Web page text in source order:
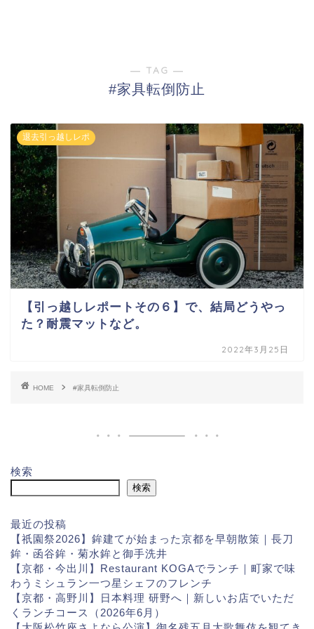
― TAG ―
#家具転倒防止
退去引っ越しレポ
【引っ越しレポートその６】で、結局どうやっ
た？耐震マットなど。
2022年3月25日
HOME #家具転倒防止
検索
検索
最近の投稿
【祇園祭2026】鉾建てが始まった京都を早朝散策｜長刀
鉾・函谷鉾・菊水鉾と御手洗井
【京都・今出川】Restaurant KOGAでランチ｜町家で味
わうミシュラン一つ星シェフのフレンチ
【京都・高野川】日本料理 研野へ｜新しいお店でいただ
くランチコース（2026年6月）